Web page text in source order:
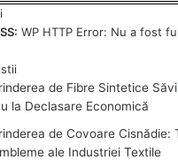
WP HTTP Error: Nu a fost
de Fibre Sintetice
la Declasare Economică
de Covoare Cisnădie:
ale Industriei Textile